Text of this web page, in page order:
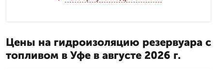
Цены на гидроизоляцию резервуара с
топливом в Уфе в августе 2026 г.